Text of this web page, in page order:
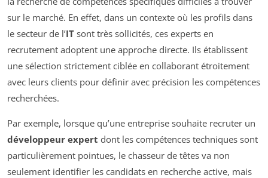
sur le marché. En effet, dans un contexte où les profils dans
le secteur de l’IT sont très sollicités, ces experts en
recrutement adoptent une approche directe. Ils établissent
une sélection strictement ciblée en collaborant étroitement
avec leurs clients pour définir avec précision les compétences
recherchées.
Par exemple, lorsque qu’une entreprise souhaite recruter un
développeur expert dont les compétences techniques sont
particulièrement pointues, le chasseur de têtes va non
seulement identifier les candidats en recherche active, mais